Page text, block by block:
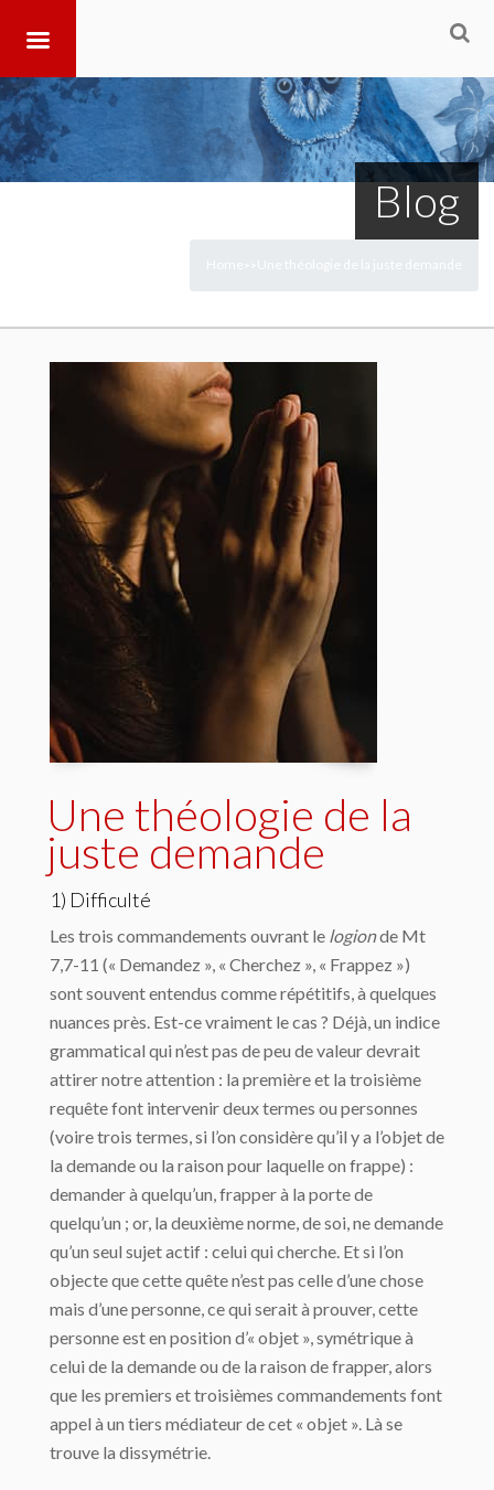
Blog
Une théologie de la
juste demande
1) Difficulté
Les trois commandements ouvrant le logionde Mt
7,7-11 (« Demandez », « Cherchez », « Frappez »)
sont souvent entendus comme répétitifs, à quelques
nuances près. Est-ce vraiment le cas ? Déjà, un indice
grammatical qui n’est pas de peu de valeur devrait
attirer notre attention : la première et la troisième
requête font intervenir deux termes ou personnes
(voire trois termes, si l’on considère qu’il y a l’objet de
la demande ou la raison pour laquelle on frappe) :
demander à quelqu’un, frapper à la porte de
quelqu’un ; or, la deuxième norme, de soi, ne demande
qu’un seul sujet actif : celui qui cherche. Et si l’on
objecte que cette quête n’est pas celle d’une chose
mais d’une personne, ce qui serait à prouver, cette
personne est en position d’« objet », symétrique à
celui de la demande ou de la raison de frapper, alors
que les premiers et troisièmes commandements font
appel à un tiers médiateur de cet « objet ». Là se
trouve la dissymétrie.